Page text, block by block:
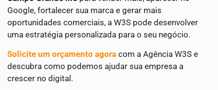
Google, fortalecer sua marca e gerar mais
oportunidades comerciais, a W3S pode desenvolver
uma estratégia personalizada para o seu negócio.
Solicite um orçamento agora com a Agência W3S e
descubra como podemos ajudar sua empresa a
crescer no digital.